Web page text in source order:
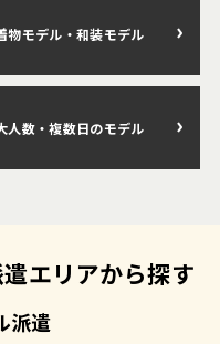
物モデル・和装モデル
人数・複数日のモデル
エリアから探す
派遣